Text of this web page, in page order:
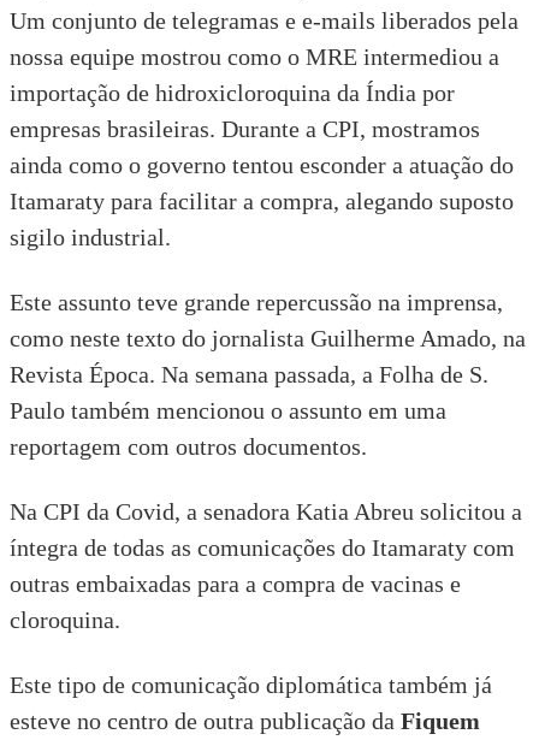
Um conjunto de telegramas e e-mails liberados pela
nossa equipe mostrou como o MRE intermediou a
importação de hidroxicloroquina da Índia por
empresas brasileiras. Durante a CPI, mostramos
ainda como o governo tentou esconder a atuação do
Itamaraty para facilitar a compra, alegando suposto
sigilo industrial.
Este assunto teve grande repercussão na imprensa,
como neste texto do jornalista Guilherme Amado, na
Revista Época. Na semana passada, a Folha de S.
Paulo também mencionou o assunto em uma
reportagem com outros documentos.
Na CPI da Covid, a senadora Katia Abreu solicitou a
íntegra de todas as comunicações do Itamaraty com
outras embaixadas para a compra de vacinas e
cloroquina.
Este tipo de comunicação diplomática também já
esteve no centro de outra publicação da Fiquem